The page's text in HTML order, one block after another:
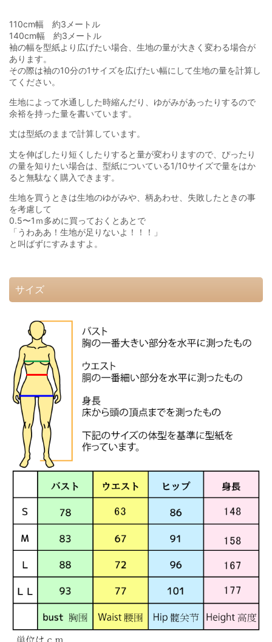
110cm幅 約3メートル
140cm幅 約3メートル
袖の幅を型紙より広げたい場合、生地の量が大きく変わる場合が
あります。
その際は袖の10分の1サイズを広げたい幅にして生地の量を計算し
てください。
生地によって水通しした時縮んだり、ゆがみがあったりするので
余裕を持った量を書いています。
丈は型紙のままで計算しています。
丈を伸ばしたり短くしたりすると量が変わりますので、ぴったり
の量を知りたい場合は、型紙についている1/10サイズで量をはか
ると無駄なく購入できます。
生地を買うときは生地のゆがみや、柄あわせ、失敗したときの事
を考慮して
0.5〜1ｍ多めに買っておくとあとで
「うわああ！生地が足りないよ！！！」
と叫ばずにすみますよ。
サイズ